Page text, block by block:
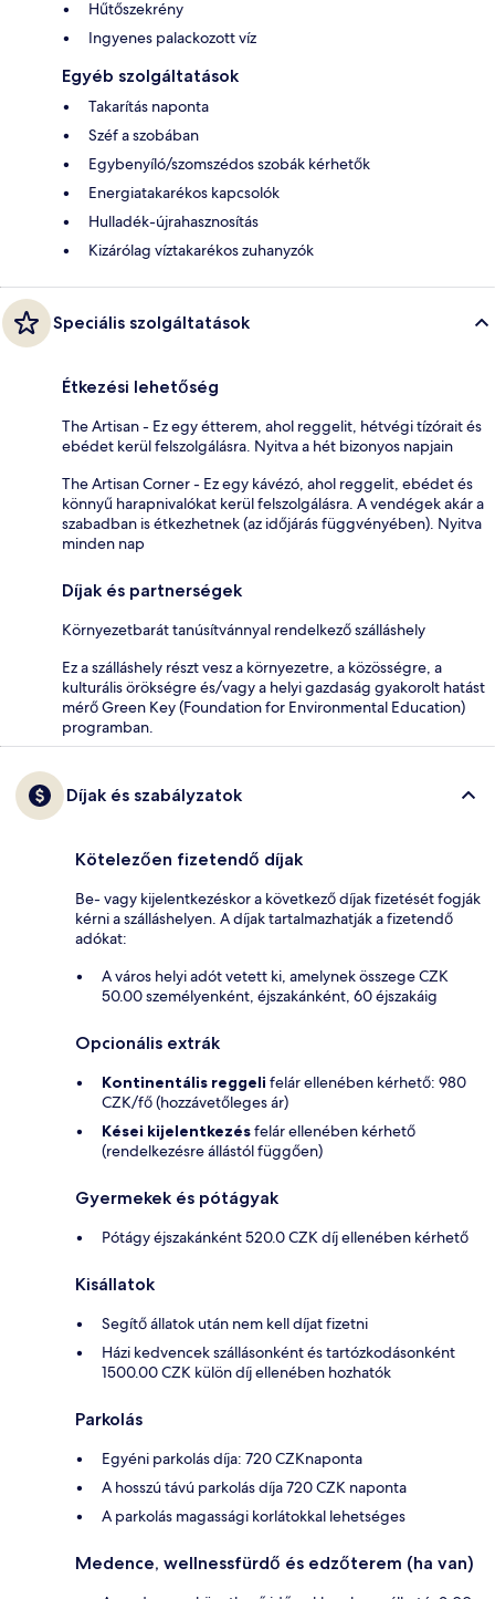
Hűtőszekrény
Ingyenes palackozott víz
Egyéb szolgáltatások
Takarítás naponta
Széf a szobában
Egybenyíló/szomszédos szobák kérhetők
Energiatakarékos kapcsolók
Hulladék-újrahasznosítás
Kizárólag víztakarékos zuhanyzók
Speciális szolgáltatások
Étkezési lehetőség
The Artisan - Ez egy étterem, ahol reggelit, hétvégi tízórait és
ebédet kerül felszolgálásra. Nyitva a hét bizonyos napjain
The Artisan Corner - Ez egy kávézó, ahol reggelit, ebédet és
könnyű harapnivalókat kerül felszolgálásra. A vendégek akár a
szabadban is étkezhetnek (az időjárás függvényében). Nyitva
minden nap
Díjak és partnerségek
Környezetbarát tanúsítvánnyal rendelkező szálláshely
Ez a szálláshely részt vesz a környezetre, a közösségre, a
kulturális örökségre és/vagy a helyi gazdaság gyakorolt hatást
mérő Green Key (Foundation for Environmental Education)
programban.
Díjak és szabályzatok
Kötelezően fizetendő díjak
Be- vagy kijelentkezéskor a következő díjak fizetését fogják
kérni a szálláshelyen. A díjak tartalmazhatják a fizetendő
adókat:
A város helyi adót vetett ki, amelynek összege CZK
50.00 személyenként, éjszakánként, 60 éjszakáig
Opcionális extrák
Kontinentális reggeli felár ellenében kérhető: 980
CZK/fő (hozzávetőleges ár)
Kései kijelentkezésfelár ellenében kérhető
(rendelkezésre állástól függően)
Gyermekek és pótágyak
Pótágy éjszakánként 520.0 CZK díj ellenében kérhető
Kisállatok
Segítő állatok után nem kell díjat fizetni
Házi kedvencek szállásonként és tartózkodásonként
1500.00 CZK külön díj ellenében hozhatók
Parkolás
Egyéni parkolás díja: 720 CZKnaponta
A hosszú távú parkolás díja 720 CZK naponta
A parkolás magassági korlátokkal lehetséges
Medence, wellnessfürdő és edzőterem (ha van)